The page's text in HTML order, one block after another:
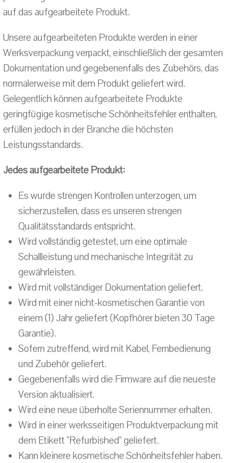
auf das aufgearbeitete Produkt.
Unsere aufgearbeiteten Produkte werden in einer
Werksverpackung verpackt, einschließlich der gesamten
Dokumentation und gegebenenfalls des Zubehörs, das
normalerweise mit dem Produkt geliefert wird.
Gelegentlich können aufgearbeitete Produkte
geringfügige kosmetische Schönheitsfehler enthalten,
erfüllen jedoch in der Branche die höchsten
Leistungsstandards.
Jedes aufgearbeitete Produkt:
Es wurde strengen Kontrollen unterzogen, um
sicherzustellen, dass es unseren strengen
Qualitätsstandards entspricht.
Wird vollständig getestet, um eine optimale
Schallleistung und mechanische Integrität zu
gewährleisten.
Wird mit vollständiger Dokumentation geliefert.
Wird mit einer nicht-kosmetischen Garantie von
einem (1) Jahr geliefert (Kopfhörer bieten 30 Tage
Garantie).
Sofern zutreffend, wird mit Kabel, Fernbedienung
und Zubehör geliefert.
Gegebenenfalls wird die Firmware auf die neueste
Version aktualisiert.
Wird eine neue überholte Seriennummer erhalten.
Wird in einer werksseitigen Produktverpackung mit
dem Etikett "Refurbished" geliefert.
Kann kleinere kosmetische Schönheitsfehler haben.